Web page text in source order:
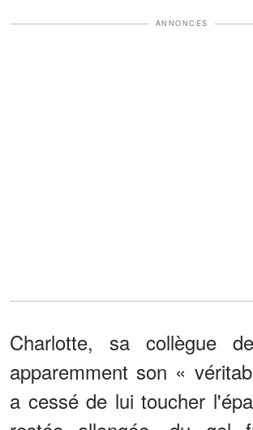
ANNONCES
Charlotte, sa collègue
apparemment son «
a cessé de lui toucher